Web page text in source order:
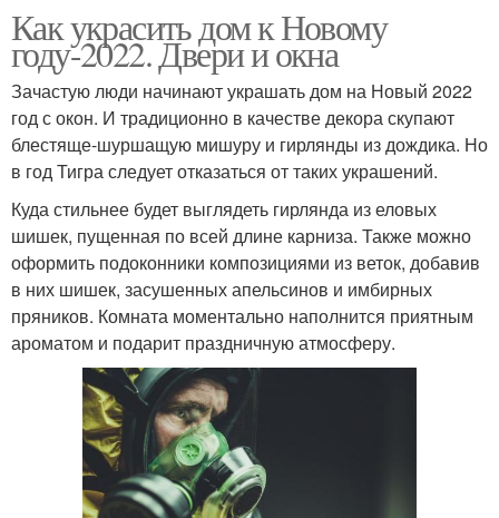
Как украсить дом к Новому
году-2022. Двери и окна
Зачастую люди начинают украшать дом на Новый 2022
год с окон. И традиционно в качестве декора скупают
блестяще-шуршащую мишуру и гирлянды из дождика. Но
в год Тигра следует отказаться от таких украшений.
Куда стильнее будет выглядеть гирлянда из еловых
шишек, пущенная по всей длине карниза. Также можно
оформить подоконники композициями из веток, добавив
в них шишек, засушенных апельсинов и имбирных
пряников. Комната моментально наполнится приятным
ароматом и подарит праздничную атмосферу.